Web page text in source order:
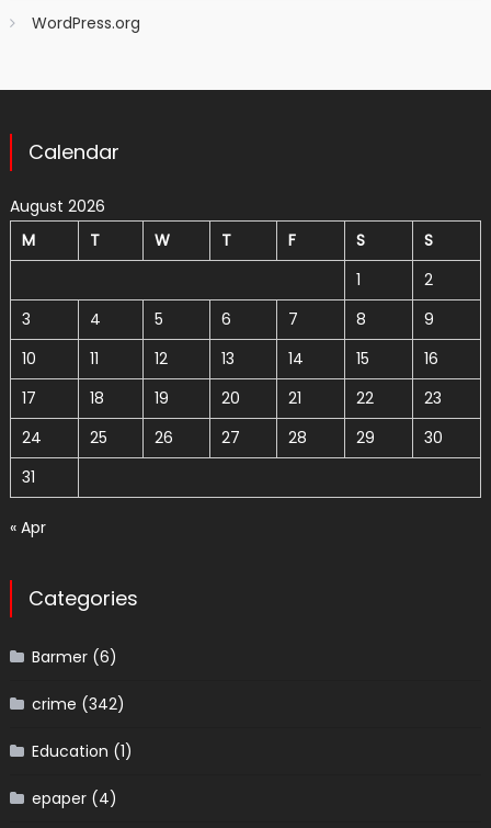
WordPress.org
Calendar
August 2026
M
T W T F S
S
1
2
3
4 5 6 7 8
9
10
11 12 13 14 15
16
17
18 19 20 21 22
23
24
25 26 27 28 29
30
31
« Apr
Categories
Barmer(6)
crime (342)
Education (1)
epaper(4)